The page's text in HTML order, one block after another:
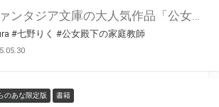
#七野りく #公女殿下の家庭教師
のあな限定版 書籍